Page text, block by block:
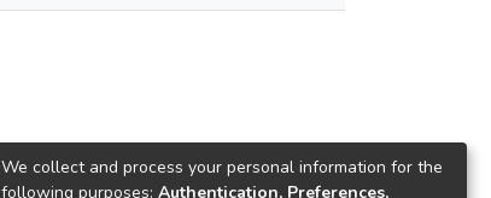
We collect and process your personal information for the
following purposes: Authentication, Preferences,